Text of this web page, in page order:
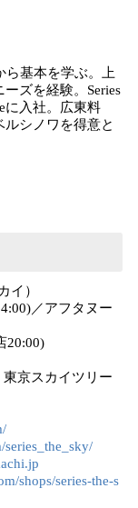
ら基本を学ぶ。上
ズを経験。Series
に入社。広東料
シノワを得意と
イ）
／アフタヌー
京スカイツリー
shops/series-the-s